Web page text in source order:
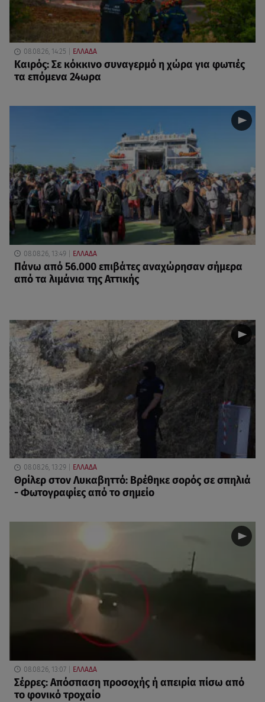
08.08.26, 14:25 ΕΛΛΑΔΑ
Καιρός: Σε κόκκινο συναγερμό η χώρα για φωτιές
τα επόμενα 24ωρα
08.08.26, 13:49 ΕΛΛΑΔΑ
Πάνω από 56.000 επιβάτες αναχώρησαν σήμερα
από τα λιμάνια της Αττικής
08.08.26, 13:29 ΕΛΛΑΔΑ
Θρίλερ στον Λυκαβηττό: Βρέθηκε σορός σε σπηλιά
- Φωτογραφίες από το σημείο
08.08.26, 13:07 ΕΛΛΑΔΑ
Σέρρες: Απόσπαση προσοχής ή απειρία πίσω από
το φονικό τροχαίο